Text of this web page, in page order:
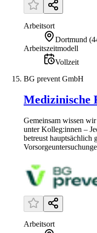
Arbeitsort
Dortmund (
Arbeitszeitmodell
Vollzeit
BG prevent GmbH
Medizinische
Gemeinsam wissen
unter Kolleg:innen –
betreust hauptsächlich
Arbeitsort